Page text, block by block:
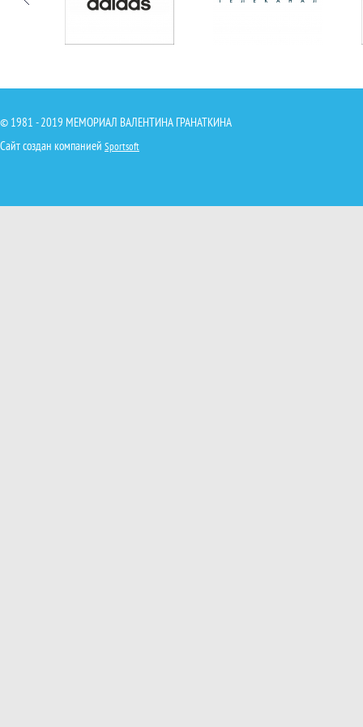
© 1981 - 2019 МЕМОРИАЛ ВАЛЕНТИНА ГРАНАТКИНА
Сайт создан компанией Sportsoft